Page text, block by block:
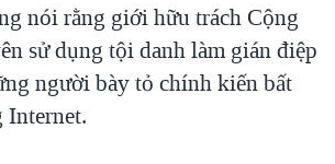
nói rằng giới hữu trách Cộng
sử dụng tội danh làm gián điệp
người bày tỏ chính kiến bất
Internet.